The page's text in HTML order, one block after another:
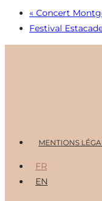
« Concert
Festival
Menu MENTIONS
FR
EN